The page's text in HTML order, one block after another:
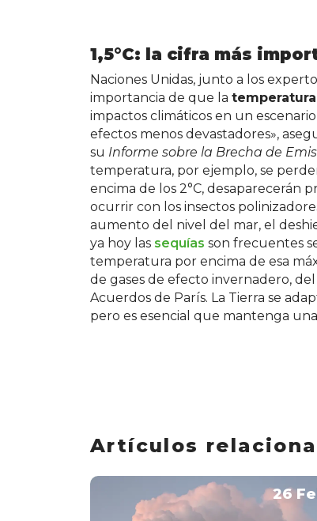
1,5°C: la cifra más
Naciones Unidas, junto a los
importancia de que la
impactos climáticos en un
efectos menos devastadores»,
su Informe sobre la Brecha de
temperatura, por ejemplo, se
encima de los 2°C, desaparecerán
ocurrir con los insectos
aumento del nivel del mar, el
ya hoy las sequías son frecuentes
temperatura por encima de esa
de gases de efecto invernadero,
Acuerdos de París. La Tierra se
pero es esencial que mantenga
Artículos
26